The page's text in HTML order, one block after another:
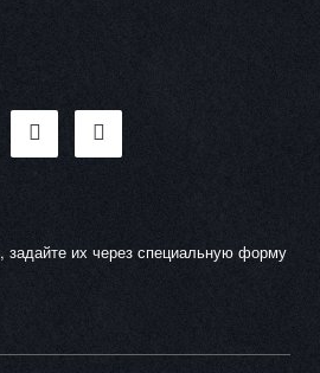
задайте их через специальную форму